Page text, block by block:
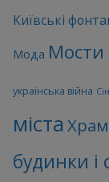
Київські
Мода Мости
українська війна
міста
будинки і